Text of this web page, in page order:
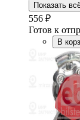
Показать
556 ₽
Готов к
В